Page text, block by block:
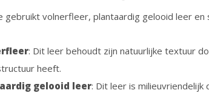
gebruikt volnerfleer, plantaardig gelooid leer en
: Dit leer behoudt zijn natuurlijke textuur
heeft.
gelooid leer: Dit leer is